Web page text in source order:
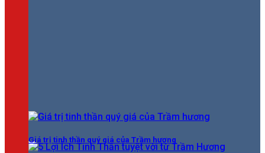
Giá trị tinh thần quý giá của Trầm hương